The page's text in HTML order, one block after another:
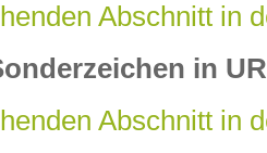
Abschnitt in
in
Abschnitt in